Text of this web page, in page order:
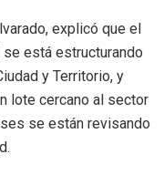
explicó que el
está estructurando
y Territorio, y
lote cercano al sector
se están revisando